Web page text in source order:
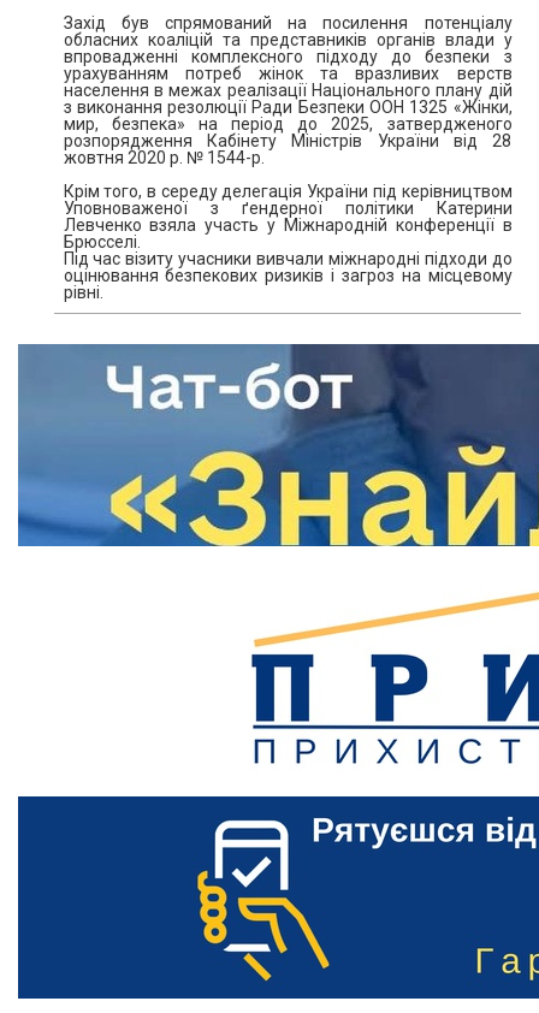
Захід був спрямований на посилення потенціалу
обласних коаліцій та представників органів влади у
впровадженні комплексного підходу до безпеки з
урахуванням потреб жінок та вразливих верств
населення в межах реалізації Національного плану дій
з виконання резолюції Ради Безпеки ООН 1325 «Жінки,
мир, безпека» на період до 2025, затвердженого
розпорядження Кабінету Міністрів України від 28
жовтня 2020 р. № 1544-р.
Крім того, в середу делегація України під керівництвом
Уповноваженої з ґендерної політики Катерини
Левченко взяла участь у Міжнародній конференції в
Брюсселі.
Під час візиту учасники вивчали міжнародні підходи до
оцінювання безпекових ризиків і загроз на місцевому
рівні.